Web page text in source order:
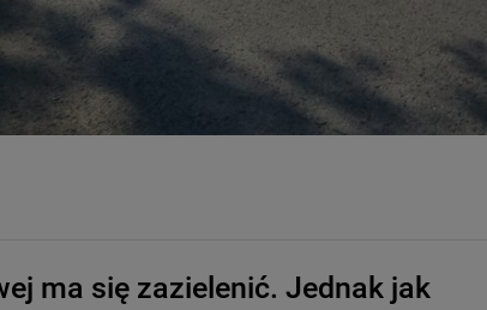
ma się zazielenić. Jednak jak